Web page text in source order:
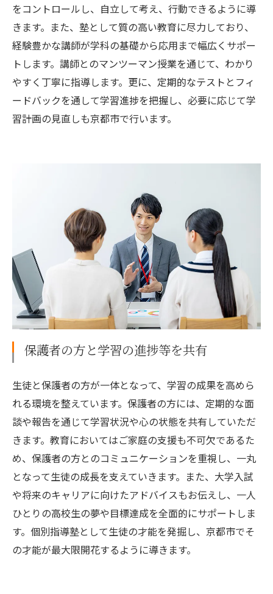
をコントロールし、自立して考え、行動できるように導
きます。また、塾として質の高い教育に尽力しており、
経験豊かな講師が学科の基礎から応用まで幅広くサポー
トします。講師とのマンツーマン授業を通じて、わかり
やすく丁寧に指導します。更に、定期的なテストとフィ
ードバックを通して学習進捗を把握し、必要に応じて学
習計画の見直しも京都市で行います。
保護者の方と学習の進捗等を共有
生徒と保護者の方が一体となって、学習の成果を高めら
れる環境を整えています。保護者の方には、定期的な面
談や報告を通じて学習状況や心の状態を共有していただ
きます。教育においてはご家庭の支援も不可欠であるた
め、保護者の方とのコミュニケーションを重視し、一丸
となって生徒の成長を支えていきます。また、大学入試
や将来のキャリアに向けたアドバイスもお伝えし、一人
ひとりの高校生の夢や目標達成を全面的にサポートしま
す。個別指導塾として生徒の才能を発掘し、京都市でそ
の才能が最大限開花するように導きます。